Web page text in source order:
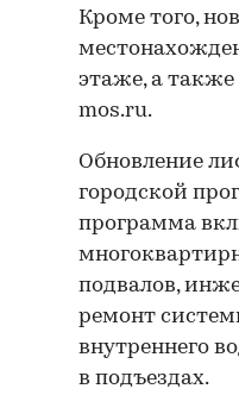
Кроме того,
этаже, а
mos.ru.
Обновление
городской
программа
подвалов,
ремонт
внутреннего
в подъездах.